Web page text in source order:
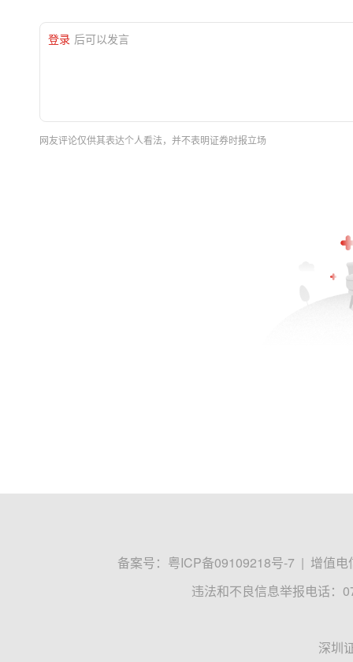
登录 后可以发言
网友评论仅供其表达个人看法，并不表明证券时报立场
备案号： 粤ICP备09109218号-7 | 增值电
违法和不良信息举报电话：
深圳